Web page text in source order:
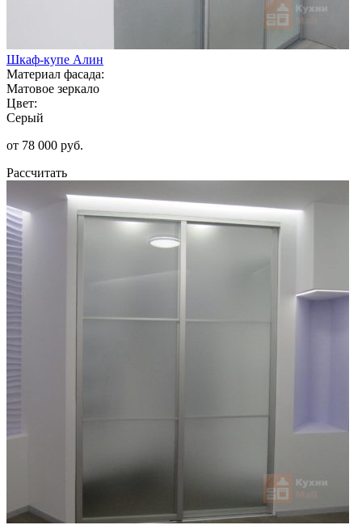
Шкаф-купе Алин
Материал фасада:
Матовое зеркало
Цвет:
Серый
от 78 000 руб.
Рассчитать